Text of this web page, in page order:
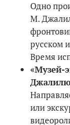
Одно
М.
русском
Время
«Музей-
или